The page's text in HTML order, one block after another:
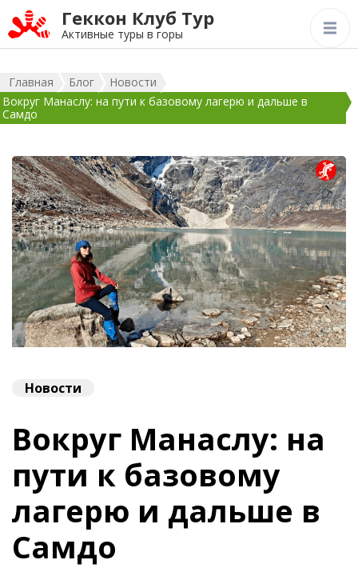
Геккон Клуб Тур
Активные туры в горы
Главная Блог
Новости
Вокруг Манаслу: на пути к базовому лагерю и дальше в
Самдо
Новости
Вокруг Манаслу: на
пути к базовому
лагерю и дальше в
Самдо